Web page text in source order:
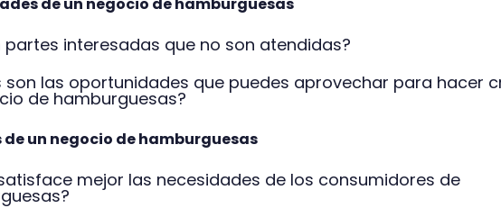
partes interesadas que no son atendidas?
son las oportunidades que puedes aprovechar para hacer
de hamburguesas?
un negocio de hamburguesas
mejor las necesidades de los consumidores de